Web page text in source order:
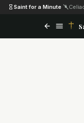
Saint for a Minute